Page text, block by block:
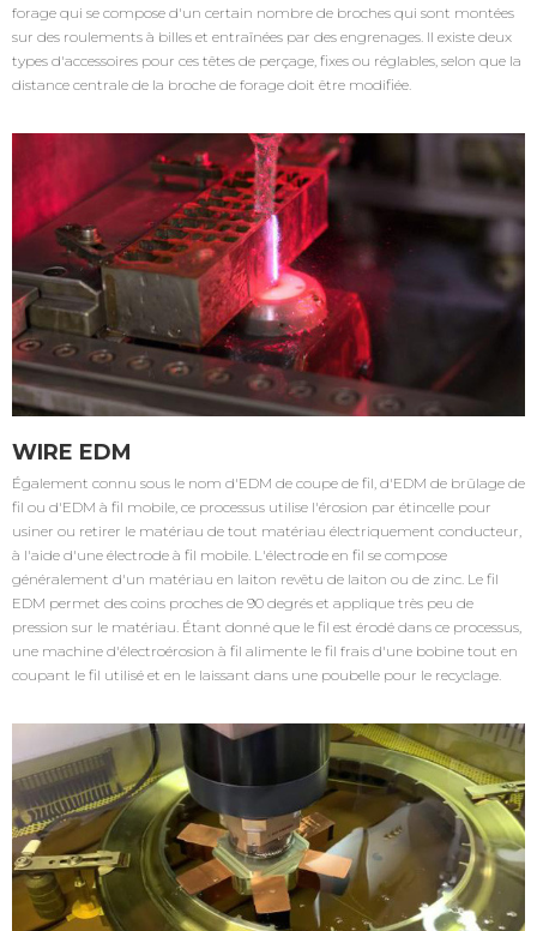
forage qui se compose d'un certain nombre de broches qui sont montées
sur des roulements à billes et entraînées par des engrenages. Il existe deux
types d'accessoires pour ces têtes de perçage, fixes ou réglables, selon que la
distance centrale de la broche de forage doit être modifiée.
WIRE EDM
Également connu sous le nom d'EDM de coupe de fil, d'EDM de brûlage de
fil ou d'EDM à fil mobile, ce processus utilise l'érosion par étincelle pour
usiner ou retirer le matériau de tout matériau électriquement conducteur,
à l'aide d'une électrode à fil mobile. L'électrode en fil se compose
généralement d'un matériau en laiton revêtu de laiton ou de zinc. Le fil
EDM permet des coins proches de 90 degrés et applique très peu de
pression sur le matériau. Étant donné que le fil est érodé dans ce processus,
une machine d'électroérosion à fil alimente le fil frais d'une bobine tout en
coupant le fil utilisé et en le laissant dans une poubelle pour le recyclage.